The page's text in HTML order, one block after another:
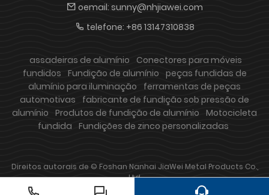
oemail: sunny@nhjiawei.com
telefone: +86 13147310838
assadeiras de alumínio
Conectores para móveis
fundidos Fundição de alumínio peças fundidas de
alumínio para iluminação
ferramentas de peças
automotivas
fabricante de fundição sob pressão de
alumínio Produtos de fundição de alumínio Motocicleta
fundida Fundições de zinco personalizadas
Direitos autorais de © Foshan Nanhai JiaWei Metal Products Co.,
Ltd